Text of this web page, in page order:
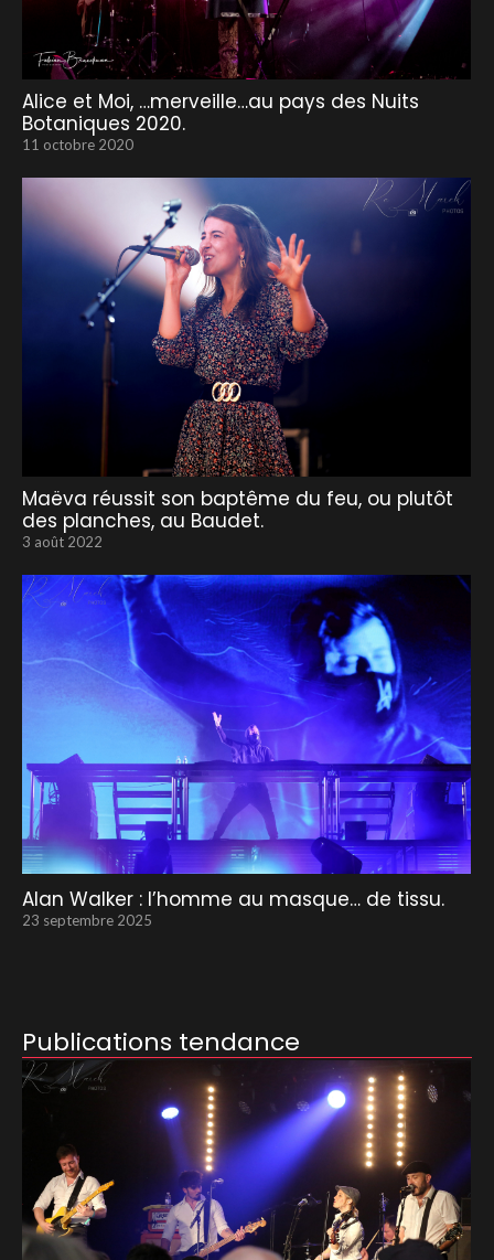
Alice et Moi, …merveille…au pays des Nuits
Botaniques 2020.
11 octobre 2020
Maëva réussit son baptême du feu, ou plutôt
des planches, au Baudet.
3 août 2022
Alan Walker : l’homme au masque… de tissu.
23 septembre 2025
Publications tendance